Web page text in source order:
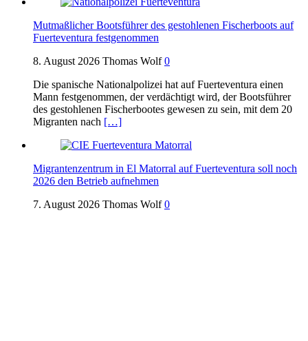
Mutmaßlicher Bootsführer des gestohlenen Fischerboots auf
Fuerteventura festgenommen
8. August 2026 Thomas Wolf 0
Die spanische Nationalpolizei hat auf Fuerteventura einen
Mann festgenommen, der verdächtigt wird, der Bootsführer
des gestohlenen Fischerbootes gewesen zu sein, mit dem 20
Migranten nach […]
Migrantenzentrum in El Matorral auf Fuerteventura soll noch
2026 den Betrieb aufnehmen
7. August 2026 Thomas Wolf 0